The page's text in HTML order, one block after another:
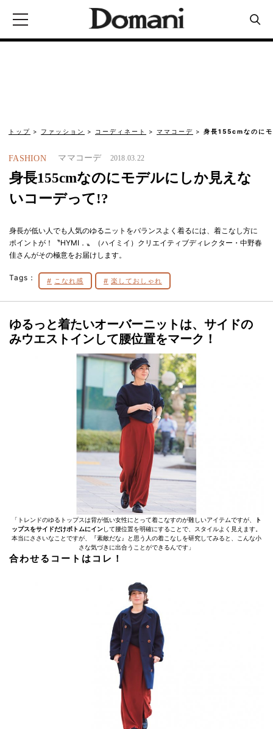
トップ ファッション コーディネート ママコーデ 身長155cmなのに
FASHION ママコーデ 2018.03.22
身長155cmなのにモデルにしか見えな
いコーデって!?
身長が低い人でも人気のゆるニットをバランスよく着るには、着こなし方に
ポイントが！〝HYMI．〟（ハイミイ）クリエイティブディレクター・中野春
佳さんがその極意をお届けします。
Tags： こなれ感 楽しておしゃれ
ゆるっと着たいオーバーニットは、サイドの
みウエストインして腰位置をマーク！
「トレンドのゆるトップスは背が低い女性にとって着こなすのが難しいアイテムですが、
ト
ップスをサイドだけボトムにインして腰位置を明確にすることで、スタイルよく見えます。
本当にささいなことですが、『素敵だな』と思う人の着こなしを研究してみると、こんな小
さな気づきに出合うことができるんです」
合わせるコートはコレ！